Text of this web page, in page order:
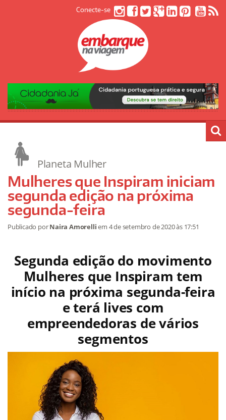
Conecte-se
Planeta Mulher
Mulheres que Inspiram iniciam
segunda edição na próxima
segunda-feira
Publicado porNaira Amorelliem 4 de setembro de 2020às 17:51
Segunda edição do movimento
Mulheres que Inspiram tem
início na próxima segunda-feira
e terá lives com
empreendedoras de vários
segmentos